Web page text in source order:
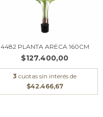
4482 PLANTA ARECA 160CM
$127.400,00
3 cuotas sin interés de
$42.466,67